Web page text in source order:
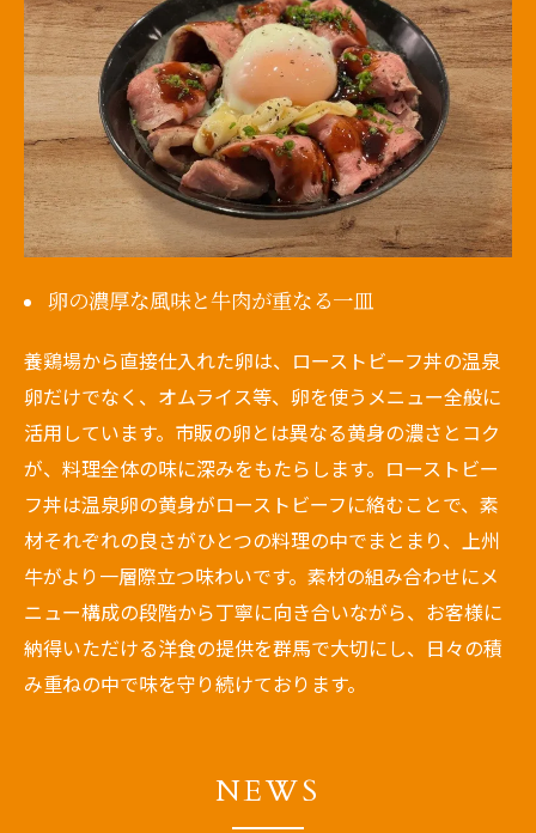
卵の濃厚な風味と牛肉が重なる一皿
養鶏場から直接仕入れた卵は、ローストビーフ丼の温泉
卵だけでなく、オムライス等、卵を使うメニュー全般に
活用しています。市販の卵とは異なる黄身の濃さとコク
が、料理全体の味に深みをもたらします。ローストビー
フ丼は温泉卵の黄身がローストビーフに絡むことで、素
材それぞれの良さがひとつの料理の中でまとまり、上州
牛がより一層際立つ味わいです。素材の組み合わせにメ
ニュー構成の段階から丁寧に向き合いながら、お客様に
納得いただける洋食の提供を群馬で大切にし、日々の積
み重ねの中で味を守り続けております。
NEWS